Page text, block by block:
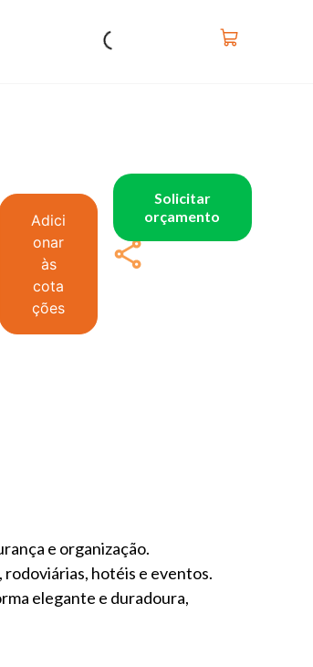
Adici
onar
às
cota
ções
Solicitar
orçamento
e organização.
hotéis e eventos.
elegante e duradoura,